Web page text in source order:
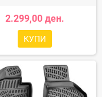
2.299,00 ден.
КУПИ